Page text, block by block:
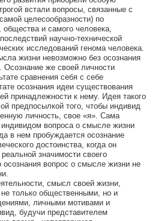
встали вопросы, связанные с
целесообразности) по
и самого человека,
научно-технической
исследований генома человека.
жизни невозможно без осознания
Осознание же своей личности
сравнения себя с себе
осознания идеи существования
принадлежности к нему. Идея такого
предпосылкой того, чтобы индивид
личность, свое «я». Сама
вопроса о смысле жизни
в нем пробуждается осознание
достоинства, когда он
значимости своего
осознания вопрос о смысле жизни не
смысл своей жизни,
не только общественными, но и
личными мотивами и
будучи представителем